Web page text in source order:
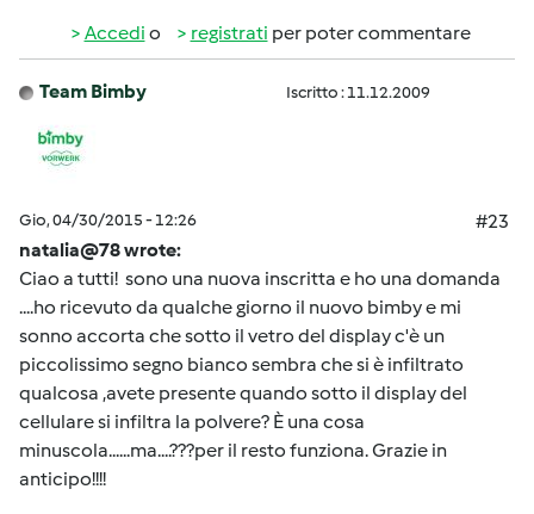
Accedi o registrati per poter commentare
Team Bimby Iscritto : 11.12.2009
Gio, 04/30/2015 - 12:26
#23
natalia@78 wrote:
Ciao a tutti! sono una nuova inscritta e ho una domanda
....ho ricevuto da qualche giorno il nuovo bimby e mi
sonno accorta che sotto il vetro del display c'è un
piccolissimo segno bianco sembra che si è infiltrato
qualcosa ,avete presente quando sotto il display del
cellulare si infiltra la polvere? È una cosa
minuscola......ma....???per il resto funziona. Grazie in
anticipo!!!!